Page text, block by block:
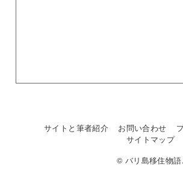
サイトと筆者紹介 お問い合わせ
サイトマップ
© バリ島移住物語.